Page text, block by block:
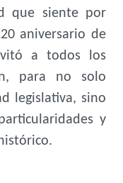
que siente por
aniversario de
a todos los
para no solo
legislativa, sino
y